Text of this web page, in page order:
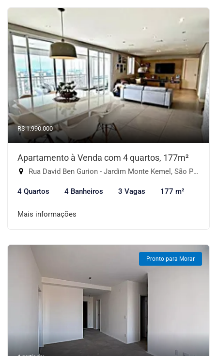
R$ 1.990.000
Apartamento à Venda com 4 quartos, 177m²
Rua David Ben Gurion - Jardim Monte Kemel, São Paulo-SP
4 Quartos 4 Banheiros 3 Vagas 177 m²
Mais informações
Pronto para Morar